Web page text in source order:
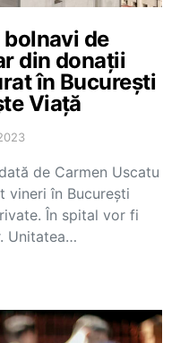
de
din donații
în București
Viață
de Carmen Uscatu
vineri în București
În spital vor fi
Unitatea…